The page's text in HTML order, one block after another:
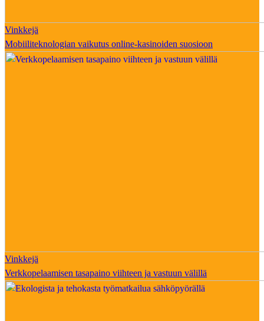
Vinkkejä
Mobiiliteknologian vaikutus online-kasinoiden suosioon
Vinkkejä
Verkkopelaamisen tasapaino viihteen ja vastuun välillä